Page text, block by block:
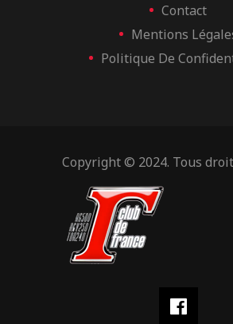
Contact
Mentions
Politique De
Copyright © 2024. Tous